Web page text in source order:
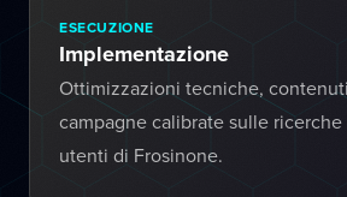
ESECUZIONE
Implementazione
Ottimizzazioni tecniche,
campagne calibrate sulle
utenti di Frosinone.